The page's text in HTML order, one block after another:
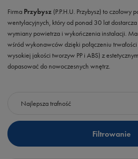
Firma Przybysz (P.P.H.U. Przybysz) to czołowy
wentylacyjnych, który od ponad 30 lat
wymiany powietrza i wykończenia instalacji.
wśród wykonawców dzięki połączeniu
wysokiej jakości tworzyw PP i ABS) z
dopasować do nowoczesnych wnętrz.
Zmień sortowanie
Najlepsza trafność
Filtrowanie